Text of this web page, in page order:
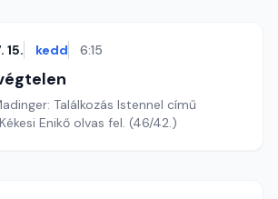
15. kedd 6:15
Találkozás Istennel című
Enikő olvas fel. (46/42.)